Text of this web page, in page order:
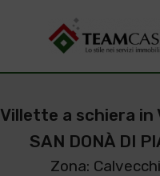
Villette a schiera in
SAN DONÀ DI
Zona: